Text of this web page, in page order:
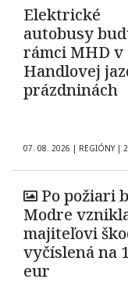
Elektrické
autobusy
rámci MHD v
Handlovej
prázdninách
07. 08. 2026 | REGIÓNY |
Po požiari
Modre
majiteľovi
vyčíslená na
eur